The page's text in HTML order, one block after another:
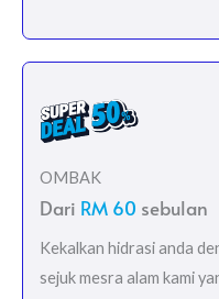
OMBAK
Dari RM 60 sebulan
Kekalkan hidrasi anda
sejuk mesra alam kami